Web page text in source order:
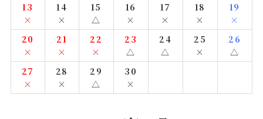
13
×
14
×
15
△
16
×
17
×
18
×
19
×
20
×
21
×
22
×
23
△
24
△
25
×
26
△
27
×
28
×
29
△
30
×